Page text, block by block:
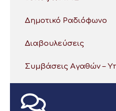
Δημοτικό Ραδιόφωνο
Διαβουλεύσεις
Συμβάσεις Αγαθών –